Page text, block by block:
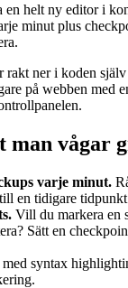
helt ny editor i
minut plus
rakt ner i koden
på webben med
man vågar
varje minut.
en tidigare
Vill du markera en
Sätt en
med syntax